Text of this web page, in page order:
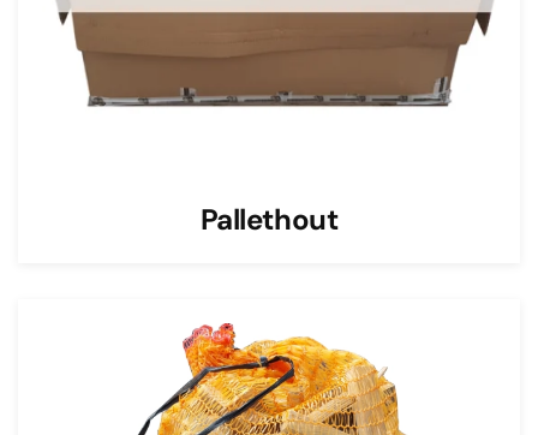
Pallethout